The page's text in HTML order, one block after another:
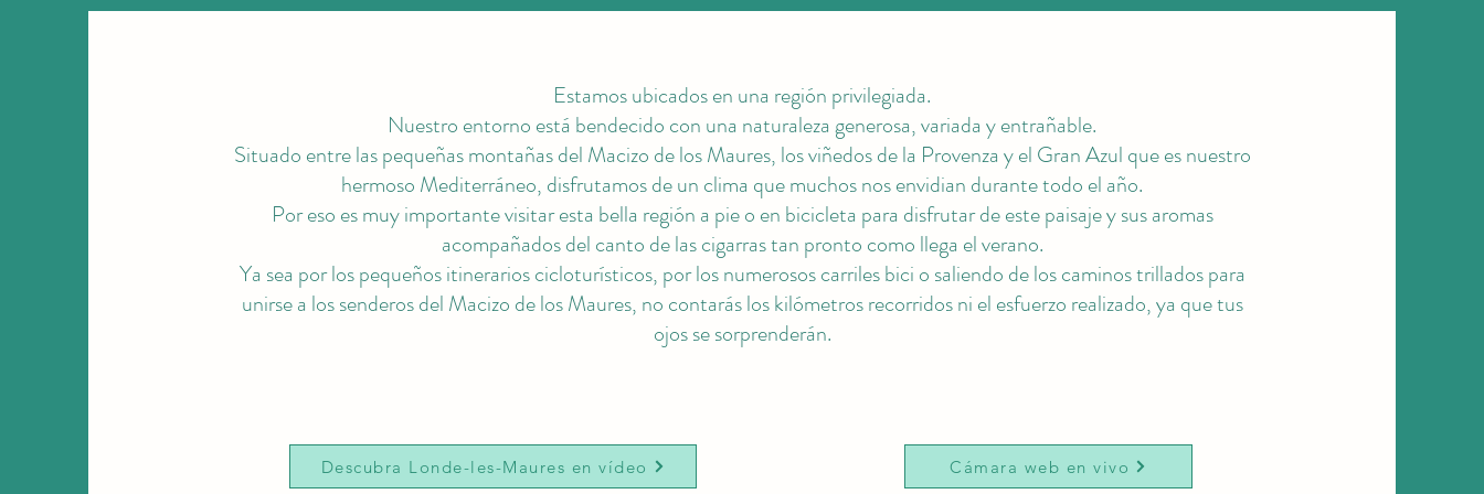
Estamos ubicados en una región privilegiada.
Nuestro entorno está bendecido con una naturaleza generosa, variada y entrañable.
Situado entre las pequeñas montañas del Macizo de los Maures, los viñedos de la Provenza y el Gran Azul que es nuestro
hermoso Mediterráneo, disfrutamos de un clima que muchos nos envidian durante todo el año.
Por eso es muy importante visitar esta bella región a pie o en bicicleta para disfrutar de este paisaje y sus aromas
acompañados del canto de las cigarras tan pronto como llega el verano.
Ya sea por los pequeños itinerarios cicloturísticos, por los numerosos carriles bici o saliendo de los caminos trillados para
unirse a los senderos del Macizo de los Maures, no contarás los kilómetros recorridos ni el esfuerzo realizado, ya que tus
ojos se sorprenderán.
Descubra Londe-les-Maures en vídeo Cámara web en vivo